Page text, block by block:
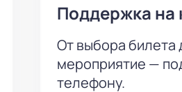
Поддержка на
От выбора билета
мероприятие —
телефону.